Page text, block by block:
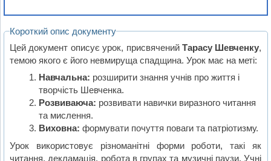
Короткий опис документу
Цей документ описує урок, присвяченийТарасу Шевченку,
темою якого є його невмируща спадщина. Урок має на меті:
Навчальна: розширити знання учнів про життя і
творчість Шевченка.
Розвиваюча: розвивати навички виразного читання
та мислення.
Виховна: формувати почуття поваги та патріотизму.
Урок використовує різноманітні форми роботи, такі як
читання, декламація, робота в групах та музичні паузи. Учні